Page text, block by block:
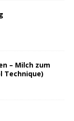
– Milch zum
Technique)